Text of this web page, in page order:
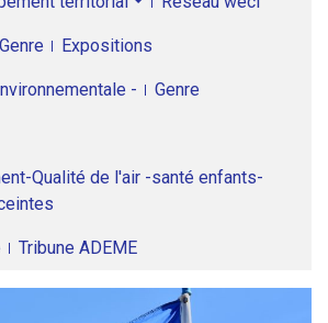
Expositions
- Genre
Qualité de l'air -santé enfants-
Tribune ADEME